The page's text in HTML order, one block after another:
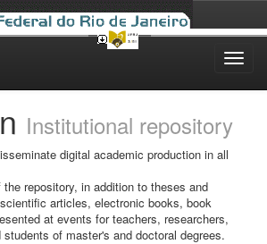
Institutional repository
digital academic production in all
repository, in addition to theses and
articles, electronic books, book
at events for teachers, researchers,
of master's and doctoral degrees.